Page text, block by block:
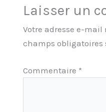
Laisser un
Votre adresse e-mail
champs obligatoires
Commentaire *